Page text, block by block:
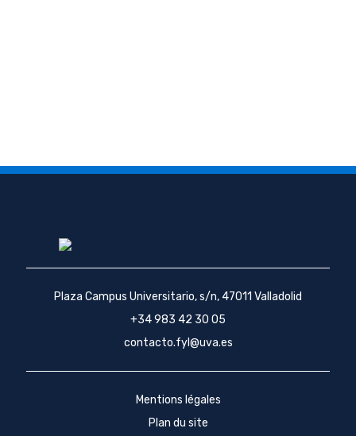
Plaza Campus Universitario, s/n, 47011 Valladolid
+34 983 42 30 05
contacto.fyl@uva.es
Mentions légales
Plan du site